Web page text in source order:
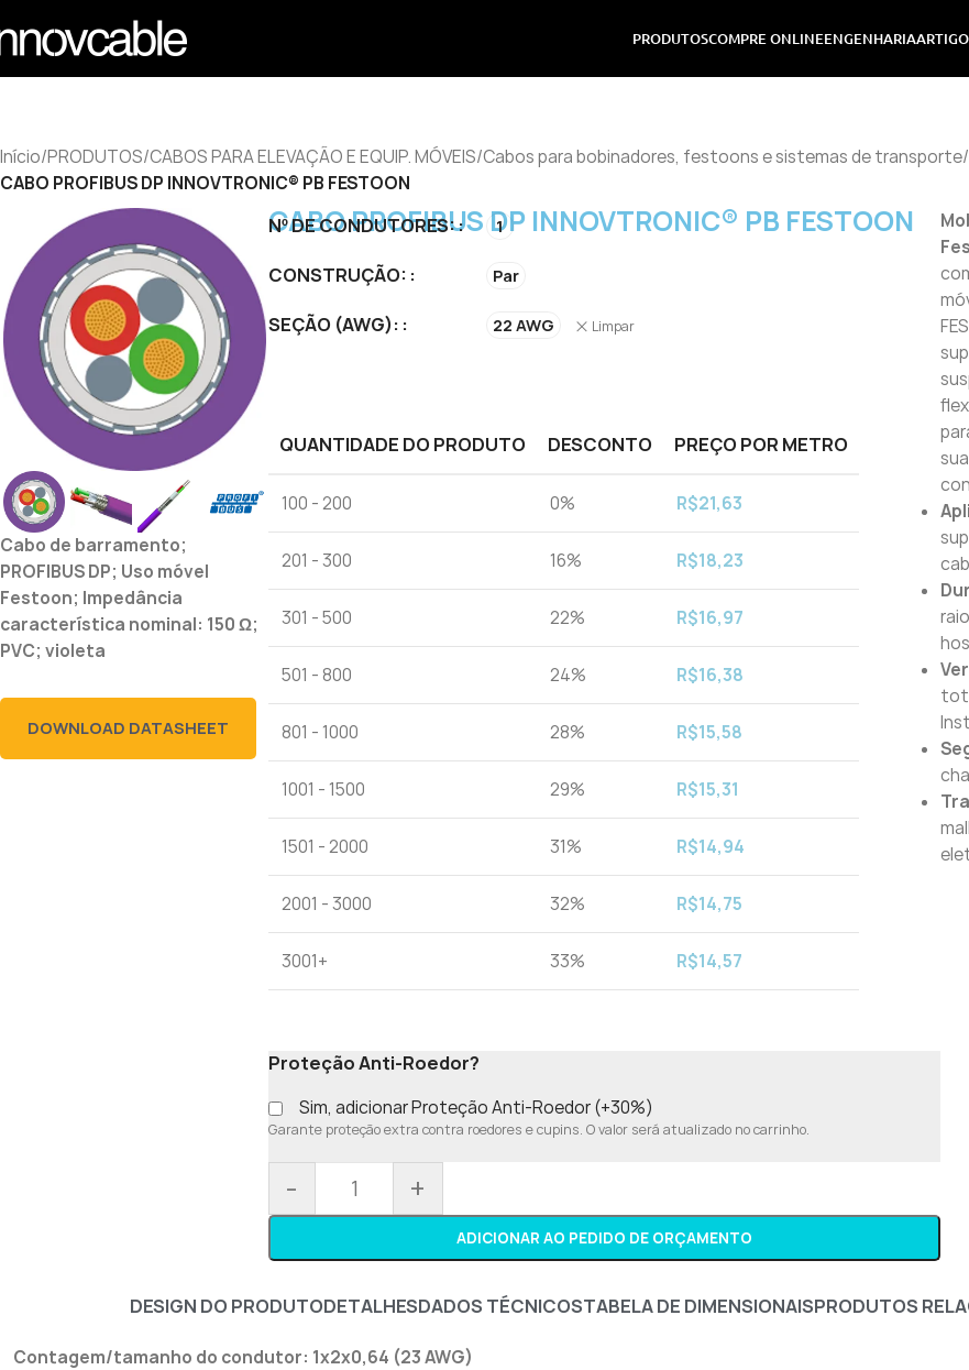
PRODUTOSCOMPRE ONLINEENGENHARIA
Início/PRODUTOS/CABOS PARA ELEVAÇÃO E EQUIP. MÓVEIS/Cabos para bobinadores, festoons e sistemas de transporte/
CABO PROFIBUS DP INNOVTRONIC® PB FESTOON
Cabo de barramento;
PROFIBUS DP; Uso móvel
Festoon; Impedância
característica nominal: 150 Ω;
PVC; violeta
DOWNLOAD DATASHEET
CABO PROFIBUS DP INNOVTRONIC® PB FESTOON
Nº DE CONDUTORES: 1
CONSTRUÇÃO: Par
SEÇÃO (AWG): 22 AWG Limpar
QUANTIDADE DO PRODUTO DESCONTO PREÇO POR METRO
100 - 200 0% R$21,63
201 - 300 16% R$18,23
301 - 500 22% R$16,97
501 - 800 24% R$16,38
801 - 1000 28% R$15,58
1001 - 1500 29% R$15,31
1501 - 2000 31% R$14,94
2001 - 3000 32% R$14,75
3001+ 33% R$14,57
Proteção Anti-Roedor?
Sim, adicionar Proteção Anti-Roedor (+30%)
Garante proteção extra contra roedores e cupins. O valor será atualizado no carrinho.
- +
ADICIONAR AO PEDIDO DE ORÇAMENTO
DESIGN DO PRODUTODETALHESDADOS TÉCNICOSTABELA DE DIMENSIONAISPRODUTOS
Contagem/tamanho do condutor: 1x2x0,64 (23 AWG)